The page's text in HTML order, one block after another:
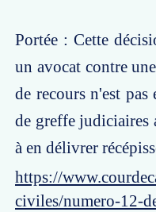
Portée : Cette
un avocat contre
de recours n'est
de greffe judiciaires
à en délivrer
https://
civiles/numero-12-